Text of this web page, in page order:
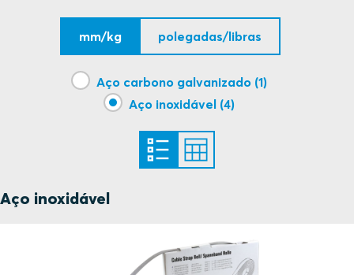
mm/kg polegadas/libras
Aço carbono galvanizado (1)
Aço inoxidável (4)
Aço inoxidável